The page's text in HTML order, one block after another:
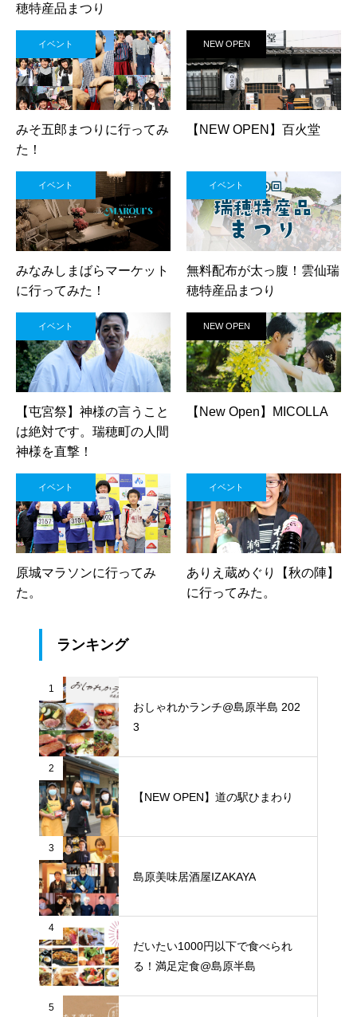
穂特産品まつり
イベント
みそ五郎まつりに行ってみ
た！
NEW OPEN
【NEW OPEN】百火堂
イベント
みなみしまばらマーケット
に行ってみた！
イベント
無料配布が太っ腹！雲仙瑞
穂特産品まつり
イベント
【屯宮祭】神様の言うこと
は絶対です。瑞穂町の人間
神様を直撃！
NEW OPEN
【New Open】MICOLLA
イベント
原城マラソンに行ってみ
た。
イベント
ありえ蔵めぐり【秋の陣】
に行ってみた。
ランキング
1
おしゃれかランチ@島原半島 202
3
2
【NEW OPEN】道の駅ひまわり
3
島原美味居酒屋IZAKAYA
4
だいたい1000円以下で食べられ
る！満足定食@島原半島
5